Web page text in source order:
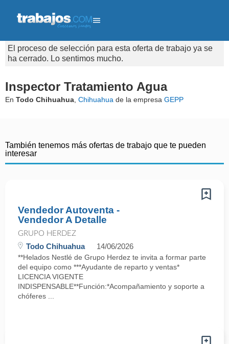
El proceso de selección para esta oferta de trabajo ya se
ha cerrado. Lo sentimos mucho.
Inspector Tratamiento Agua
En Todo Chihuahua Chihuahua de la empresa GEPP
También tenemos más ofertas de trabajo que te pueden
interesar
Vendedor Autoventa -
Vendedor A Detalle
GRUPO HERDEZ
Todo Chihuahua 14/06/2026
**Helados Nestlé de Grupo Herdez te invita a formar parte
del equipo como ***Ayudante de reparto y ventas*
LICENCIA VIGENTE
INDISPENSABLE**Función:*Acompañamiento y soporte a
chóferes ...